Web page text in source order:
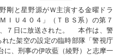
剛と星野源がＷ主演する金曜ドラ
ＩＵ４０４」（ＴＢＳ系）の第７
７日に放送された。 本作は、警
た架空の設定の臨時部隊「警視庁
に、刑事の伊吹藍（綾野）と志摩一